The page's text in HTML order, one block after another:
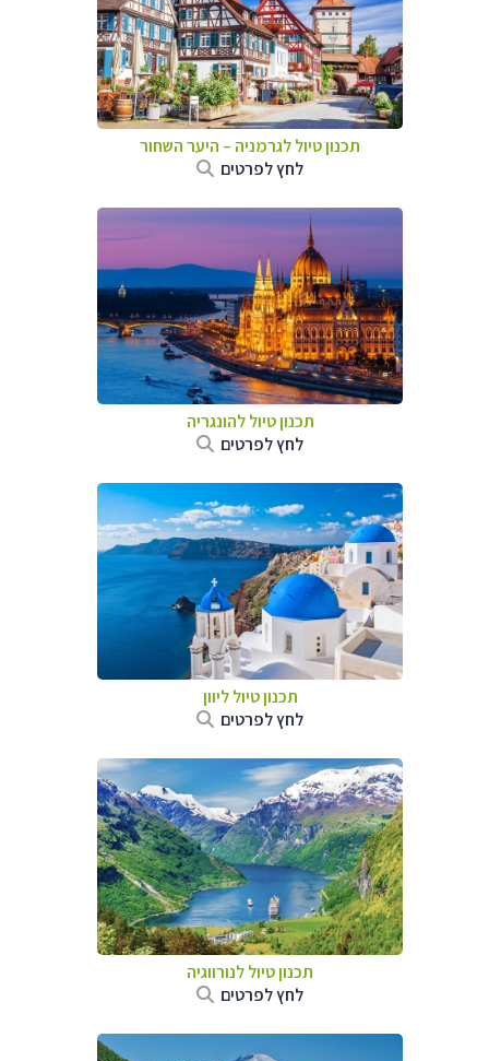
תכנון טיול לגרמניה – היער השחור
לחץ לפרטים
תכנון טיול להונגריה
לחץ לפרטים
תכנון טיול ליוון
לחץ לפרטים
תכנון טיול לנורווגיה
לחץ לפרטים